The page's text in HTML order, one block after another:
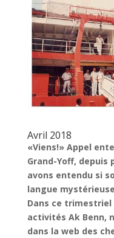
Avril 2018
«Viens!» Appel
Grand-Yoff, depuis
avons entendu si
langue
Dans ce
activités Ak Benn,
dans la web des